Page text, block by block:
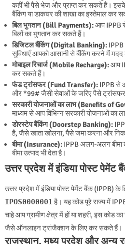
कहीं भी पैसे भेज और प्राप्त कर सकते हैं।
बैंकिंग या डाकघर की शाखा का इस्तेमाल कर
बिल भुगतान (Bill Payments):आप IPPB
बिलों का भुगतान कर सकते हैं।
डिजिटल बैंकिंग (Digital Banking): IPPB
सुविधाएँ आपको आसानी से बैंकिंग करने में मदद
मोबाइल रिचार्ज (Mobile Recharge):आप
कर सकते हैं।
फंड ट्रांसफर (Fund Transfer): IPPB से
और *99# जैसी सेवाओं के जरिए पैसे
सरकारी योजनाओं का लाभ (Benefits of
माध्यम से आप विभिन्न सरकारी योजनाओं का
डोरस्टेप बैंकिंग (Doorstep Banking):
है, जैसे खाता खोलना, पैसे जमा करना और
बीमा (Insurance): IPPB अलग-अलग बीमा
बीमा उत्पाद भी देता है।
उत्तर प्रदेश में इंडिया पोस्ट पेमेंट
उत्तर प्रदेश में इंडिया पोस्ट पेमेंट बैंक (IPPB) के
IPOS0000001है। यह कोड पूरे राज्य में
चाहे आप ग्रामीण क्षेत्र में हों या शहरी, इस कोड
जैसे ऑनलाइन ट्रांजैक्शन के लिए कर सकते हैं।
राजस्थान, मध्य प्रदेश और अन्य